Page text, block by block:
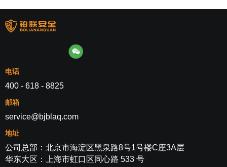
电话
400 - 618 - 8825
邮箱
service@bjblaq.com
地址
公司总部：北京市海淀区黑泉路8号1号楼C座3A层
华东大区：上海市虹口区同心路 533 号